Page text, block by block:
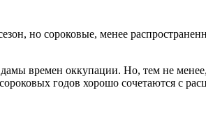
но сороковые, менее
времен оккупации. Но, тем не менее,
годов хорошо сочетаются с